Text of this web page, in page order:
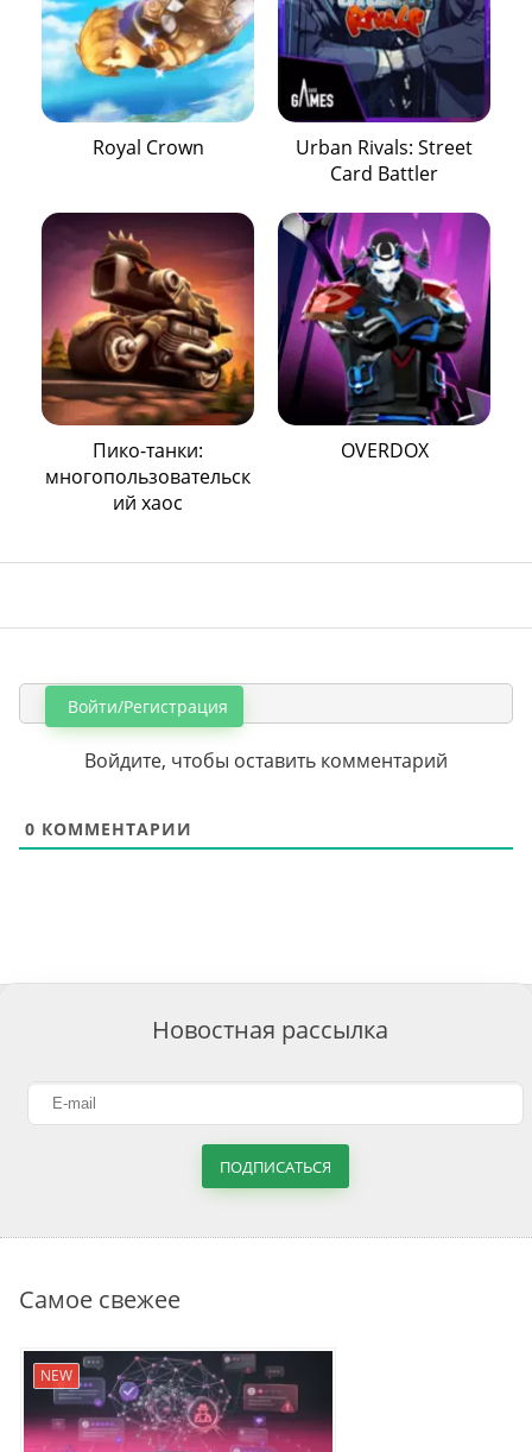
Royal Crown
Urban Rivals: Street
Card Battler
Пико-танки:
многопользовательск
ий хаос
OVERDOX
Войти/Регистрация
Войдите, чтобы оставить комментарий
0 КОММЕНТАРИИ
Новостная рассылка
ПОДПИСАТЬСЯ
Самое свежее
NEW